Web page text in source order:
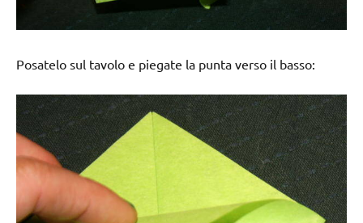
Posatelo sul tavolo e piegate la punta verso il basso: